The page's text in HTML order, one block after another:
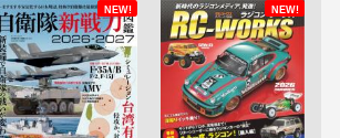
NEW! NEW!